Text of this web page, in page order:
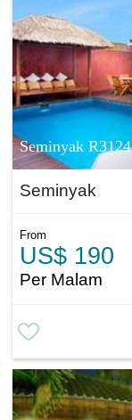
Seminyak R3124
Seminyak
From
US$ 190
Per Malam